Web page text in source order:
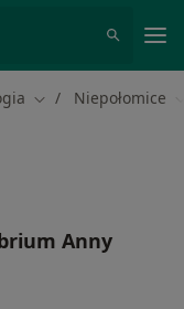
Zmień miasto
Niepołomice
Anny